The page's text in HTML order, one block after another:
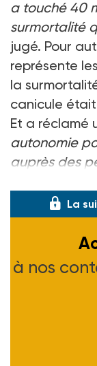
a touché 40
surmortalité
jugé. Pour
représente
la
canicule était
Et a réclamé
autonomie
auprès des
La
à nos